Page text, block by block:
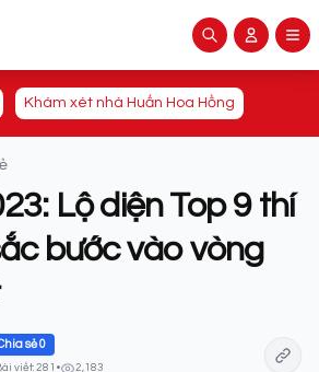
Khám xét nhà Huấn Hoa Hồng
Lộ diện Top 9 thí
bước vào vòng
sẻ0
viết: 281 • 2,183